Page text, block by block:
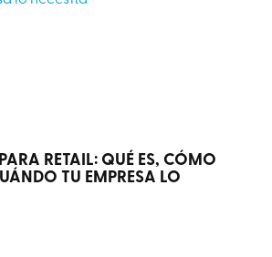
RETAIL: QUÉ ES, CÓMO
TU EMPRESA LO